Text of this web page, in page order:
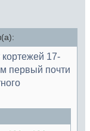
17-
первый почти